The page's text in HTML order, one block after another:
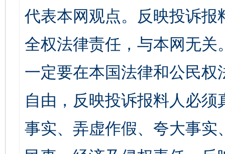
代表本网观点。反映投诉
全权法律责任，与本网无
一定要在本国法律和公民
自由，反映投诉报料人必
事实、弄虚作假、夸大事